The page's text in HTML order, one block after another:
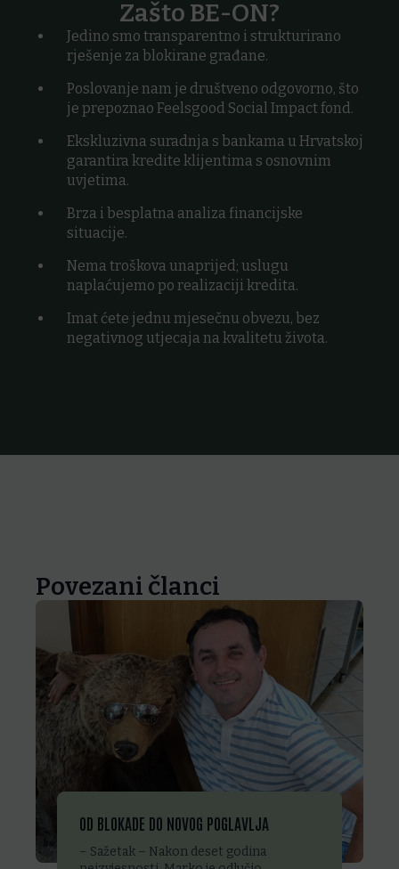
Zašto BE-ON?
Jedino smo transparentno i strukturirano
rješenje za blokirane građane.
Poslovanje nam je društveno odgovorno, što
je prepoznao Feelsgood Social Impact fond.
Ekskluzivna suradnja s bankama u Hrvatskoj
garantira kredite klijentima s osnovnim
uvjetima.
Brza i besplatna analiza financijske
situacije.
Nema troškova unaprijed; uslugu
naplaćujemo po realizaciji kredita.
Imat ćete jednu mjesečnu obvezu, bez
negativnog utjecaja na kvalitetu života.
Povezani članci
OD BLOKADE DO NOVOG POGLAVLJA
– Sažetak – Nakon deset godina